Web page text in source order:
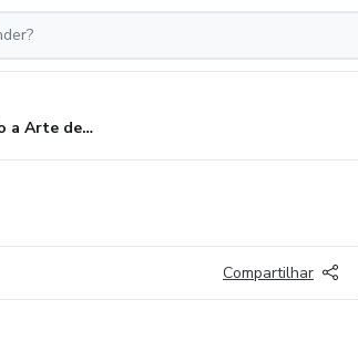
Dominando a Arte de Tirar Fotos
Compartilhar